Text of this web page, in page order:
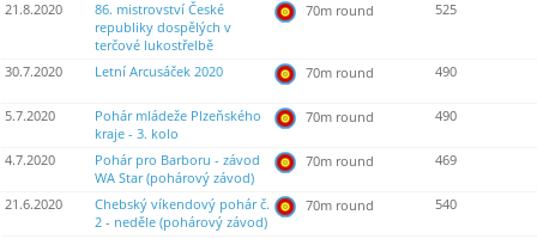
21.8.2020
86. mistrovství České
republiky dospělých v
terčové lukostřelbě
70m round 525
30.7.2020 Letní Arcusáček 2020 70m round 490
5.7.2020
Pohár mládeže Plzeňského
kraje - 3. kolo
70m round 490
4.7.2020
Pohár pro Barboru - závod
WA Star (pohárový závod)
70m round 469
21.6.2020
Chebský víkendový pohár č.
2 - neděle (pohárový závod)
70m round 540